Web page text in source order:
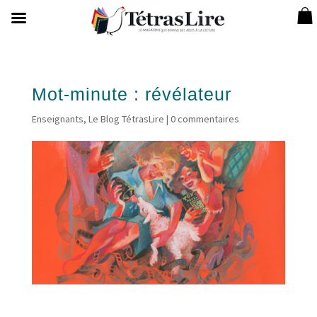
Mot-minute : révélateur
Enseignants, Le Blog TétrasLire | 0 commentaires